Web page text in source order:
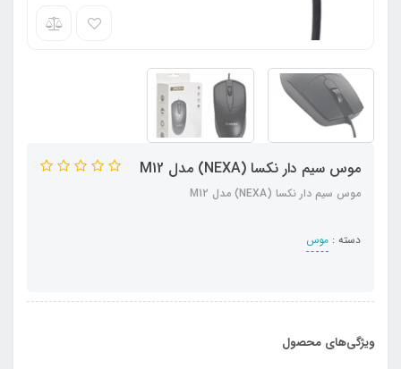
موس سیم دار نکسا (NEXA) مدل M12
موس سیم دار نکسا (NEXA) مدل M12
دسته : موس
ویژگی‌های محصول